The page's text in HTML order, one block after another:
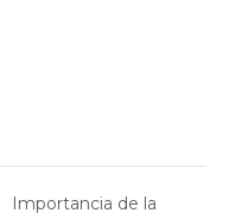
Importancia de la